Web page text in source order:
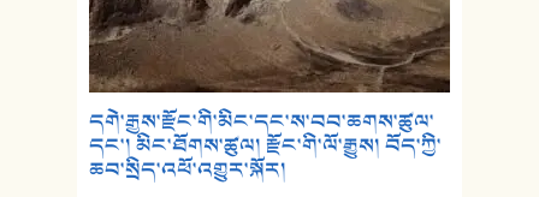
དགེ་རྒྱས་རྫོང་གི་མིང་དང་ས་བབ་ཆགས་ཚུལ་
དང་། མིང་ཐོགས་ཚུལ། རྫོང་གི་ལོ་རྒྱུས། བོད་ཀྱི་
ཆབ་སྲིད་འཕོ་འགྱུར་སྐོར།